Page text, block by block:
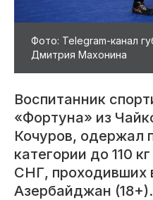
Фото: Telegram-канал
Дмитрия Махонина
Воспитанник
«Фортуна» из
Кочуров, одержал
категории до 110
СНГ, проходивших
Азербайджан (18+).